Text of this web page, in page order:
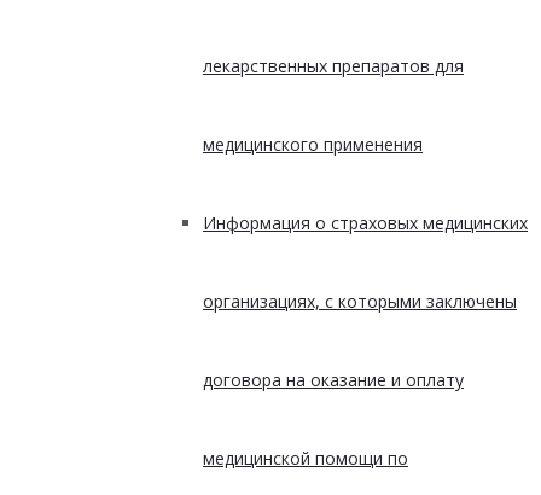
лекарственных препаратов для
медицинского применения
Информация о страховых медицинских
организациях, с которыми заключены
договора на оказание и оплату
медицинской помощи по